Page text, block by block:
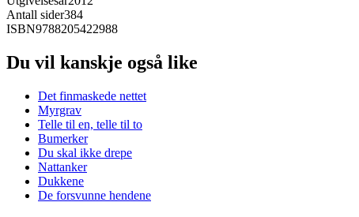
Antall sider384
ISBN9788205422988
Du vil kanskje også like
Det finmaskede nettet
Myrgrav
Telle til en, telle til to
Bumerker
Du skal ikke drepe
Nattanker
Dukkene
De forsvunne hendene